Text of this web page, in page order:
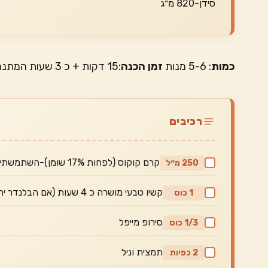
סידן-820 מ״ג
כמות: 5-6 מנות זמן הכנה:15 דקות + כ 3 שעות המתנה
רכיבים
250 מ״ל קרם קוקוס (לפחות 17% שומן)-השתמשתי בארוי די ירוק
1 כוס קשיו טבעי מושרה כ 4 שעות (אם הבלנדר יחסית חלש)
1/3 כוס סירופ מייפל
2 כפיות תמצית וניל